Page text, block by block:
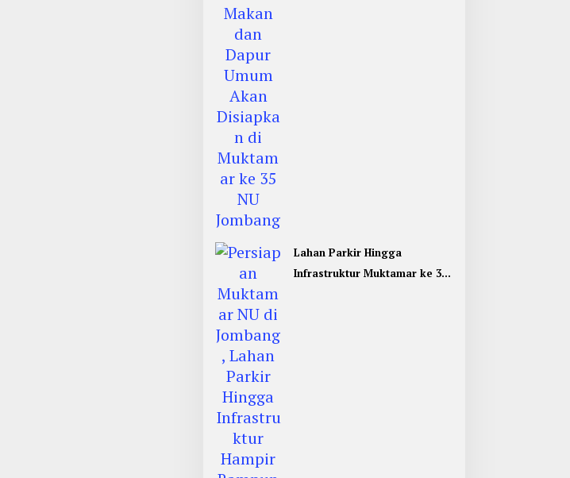
Lahan Parkir Hingga
Infrastruktur Muktamar ke 35